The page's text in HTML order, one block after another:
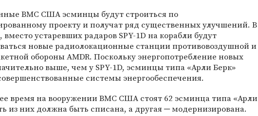
ВМС США эсминцы будут строиться по
проекту и получат ряд существенных улучшений. В
вместо устаревших радаров SPY-1D на корабли будут
новые радиолокационные станции противовоздушной и
обороны AMDR. Поскольку энергопотребление новых
выше, чем у SPY-1D, эсминцы типа «Арли Берк»
системы энергообеспечения.
время на вооружении ВМС США стоят 62 эсминца типа «Арли
из них должна быть списана, а другая ─ модернизирована.